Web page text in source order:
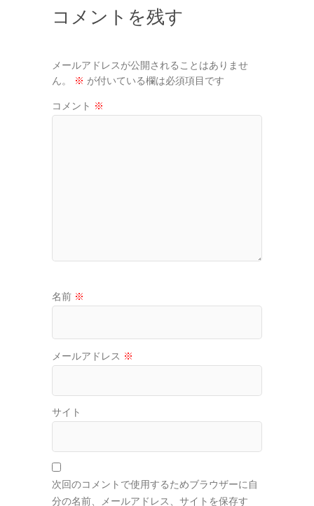
コメントを残す
メールアドレスが公開されることはありませ
ん。
※ が付いている欄は必須項目です
コメント ※
名前 ※
メールアドレス ※
サイト
次回のコメントで使用するためブラウザーに自
分の名前、メールアドレス、サイトを保存す